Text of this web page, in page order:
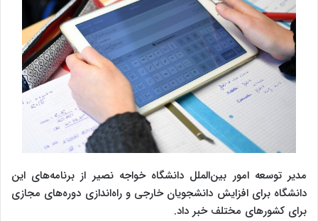
مدیر توسعه امور بین‌الملل دانشگاه خواجه نصیر از برنامه‌های این
دانشگاه برای افزایش دانشجویان خارجی و راه‌اندازی دوره‌های مجازی
برای کشورهای مختلف خبر داد.